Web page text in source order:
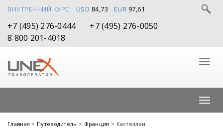
ВНУТРЕННИЙ КУРС USD 84,73 EUR 97,61
+7 (495) 276-0444
+7 (495) 276-0050
8 800 201-4018
Главная > Путеводитель > Франция > Кастеллан